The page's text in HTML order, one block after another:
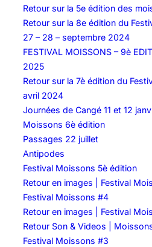
Retour sur la 5e édition des
Retour sur la 8e édition du
27 – 28 – septembre 2024
FESTIVAL MOISSONS – 9è
2025
Retour sur la 7è édition du
avril 2024
Journées de Cangé 11 et 12
Moissons 6è édition
Passages 22 juillet
Antipodes
Festival Moissons 5è édition
Retour en images | Festival
Festival Moissons #4
Retour en images | Festival
Retour Son & Videos |
Festival Moissons #3